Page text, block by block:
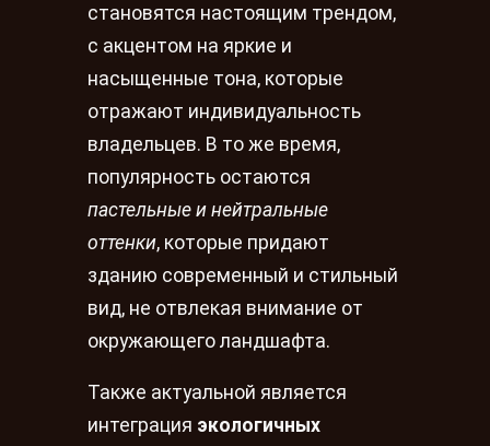
становятся настоящим трендом,
с акцентом на яркие и
насыщенные тона, которые
отражают индивидуальность
владельцев. В то же время,
популярность остаются
пастельные и нейтральные
оттенки, которые придают
зданию современный и стильный
вид, не отвлекая внимание от
окружающего ландшафта.
Также актуальной является
интеграция экологичных